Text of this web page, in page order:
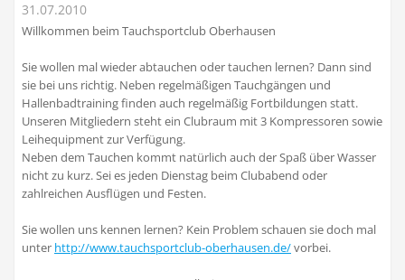
31.07.2010
Willkommen beim Tauchsportclub Oberhausen
Sie wollen mal wieder abtauchen oder tauchen lernen? Dann sind
sie bei uns richtig. Neben regelmäßigen Tauchgängen und
Hallenbadtraining finden auch regelmäßig Fortbildungen statt.
Unseren Mitgliedern steht ein Clubraum mit 3 Kompressoren sowie
Leihequipment zur Verfügung.
Neben dem Tauchen kommt natürlich auch der Spaß über Wasser
nicht zu kurz. Sei es jeden Dienstag beim Clubabend oder
zahlreichen Ausflügen und Festen.
Sie wollen uns kennen lernen? Kein Problem schauen sie doch mal
unter http://www.tauchsportclub-oberhausen.de/vorbei.